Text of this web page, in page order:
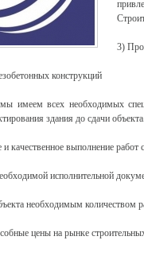
3)
конструкций
имеем всех необходимых
здания до сдачи
качественное выполнение работ
исполнительной
необходимым количеством
цены на рынке